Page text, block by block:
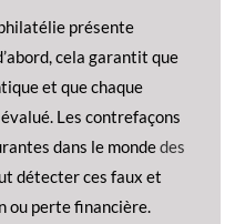
présente
cela garantit que
et que chaque
Les contrefaçons
dans le mondedes
détecter ces faux et
ou perte financière.